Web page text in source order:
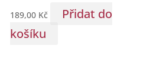
189,00 Kč
Přidat do
košíku